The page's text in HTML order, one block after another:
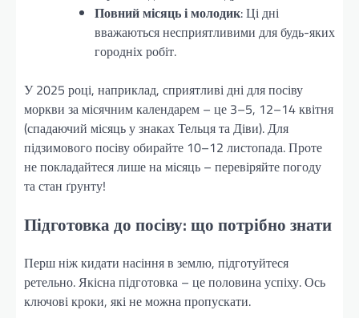
Повний місяць і молодик: Ці дні
вважаються несприятливими для будь-яких
городніх робіт.
У 2025 році, наприклад, сприятливі дні для посіву
моркви за місячним календарем – це 3–5, 12–14 квітня
(спадаючий місяць у знаках Тельця та Діви). Для
підзимового посіву обирайте 10–12 листопада. Проте
не покладайтеся лише на місяць – перевіряйте погоду
та стан ґрунту!
Підготовка до посіву: що потрібно знати
Перш ніж кидати насіння в землю, підготуйтеся
ретельно. Якісна підготовка – це половина успіху. Ось
ключові кроки, які не можна пропускати.